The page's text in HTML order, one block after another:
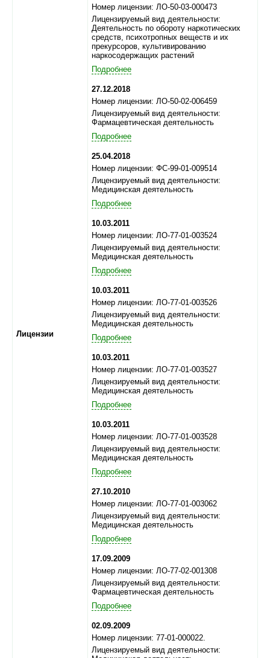
Лицензии
Номер лицензии: ЛО-50-03-000473
Лицензируемый вид деятельности:
Деятельность по обороту наркотических
средств, психотропных веществ и их
прекурсоров, культивированию
наркосодержащих растений
Подробнее
27.12.2018
Номер лицензии: ЛО-50-02-006459
Лицензируемый вид деятельности:
Фармацевтическая деятельность
Подробнее
25.04.2018
Номер лицензии: ФС-99-01-009514
Лицензируемый вид деятельности:
Медицинская деятельность
Подробнее
10.03.2011
Номер лицензии: ЛО-77-01-003524
Лицензируемый вид деятельности:
Медицинская деятельность
Подробнее
10.03.2011
Номер лицензии: ЛО-77-01-003526
Лицензируемый вид деятельности:
Медицинская деятельность
Подробнее
10.03.2011
Номер лицензии: ЛО-77-01-003527
Лицензируемый вид деятельности:
Медицинская деятельность
Подробнее
10.03.2011
Номер лицензии: ЛО-77-01-003528
Лицензируемый вид деятельности:
Медицинская деятельность
Подробнее
27.10.2010
Номер лицензии: ЛО-77-01-003062
Лицензируемый вид деятельности:
Медицинская деятельность
Подробнее
17.09.2009
Номер лицензии: ЛО-77-02-001308
Лицензируемый вид деятельности:
Фармацевтическая деятельность
Подробнее
02.09.2009
Номер лицензии: 77-01-000022.
Лицензируемый вид деятельности: